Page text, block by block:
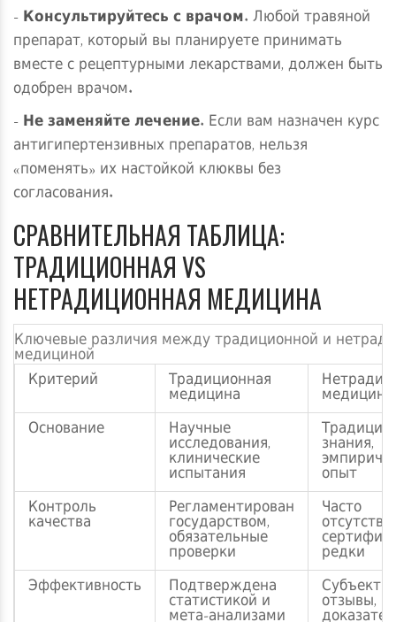
- Консультируйтесь с врачом. Любой травяной
препарат, который вы планируете принимать
вместе с рецептурными лекарствами, должен быть
одобрен врачом.
- Не заменяйте лечение. Если вам назначен курс
антигипертензивных препаратов, нельзя
«поменять» их настойкой клюквы без
согласования.
СРАВНИТЕЛЬНАЯ ТАБЛИЦА:
ТРАДИЦИОННАЯ VS
НЕТРАДИЦИОННАЯ МЕДИЦИНА
Ключевые различия между традиционной и
медициной
Критерий
Традиционная
медицина
медицина
Основание
Научные
исследования,
клинические
испытания
знания,
опыт
Контроль
качества
Регламентирован
государством,
обязательные
проверки
Часто
редки
Эффективность
Подтверждена
статистикой и отзывы,